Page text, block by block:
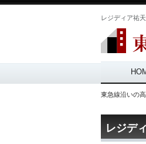
レジディア祐
Main
東急線沿いの
レジデ